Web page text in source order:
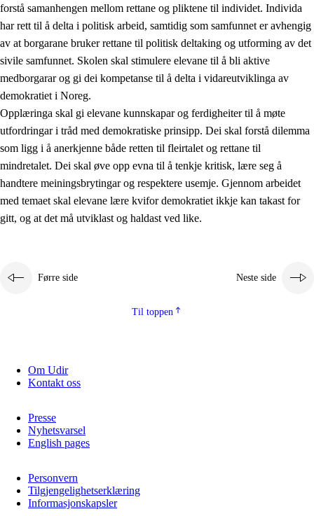
2. Prinsipp for læring, utvikling og danning
2.1 Sosial læring og utvikling
2.2 Kompetanse i faga
2.3 Grunnleggjande ferdigheiter
2.4 Å lære å lære
Tverrfaglege tema
2.5 Tverrfaglege tema
2.5.1 Folkehelse og livsmeistring
2.5.2 Demokrati og medborgarskap
forstå samanhengen mellom rettane og pliktene til individet. Individa
har rett til å delta i politisk arbeid, samtidig som samfunnet er avhengig
av at borgarane bruker rettane til politisk deltaking og utforming av det
sivile samfunnet. Skolen skal stimulere elevane til å bli aktive
medborgarar og gi dei kompetanse til å delta i vidareutviklinga av
demokratiet i Noreg.
Opplæringa skal gi elevane kunnskapar og ferdigheiter til å møte
utfordringar i tråd med demokratiske prinsipp. Dei skal forstå dilemma
som ligg i å anerkjenne både retten til fleirtalet og rettane til
mindretalet. Dei skal øve opp evna til å tenkje kritisk, lære seg å
handtere meiningsbrytingar og respektere usemje. Gjennom arbeidet
med temaet skal elevane lære kvifor demokratiet ikkje kan takast for
gitt, og at det må utviklast og haldast ved like.
Førre side Neste side
Til toppen
Om Udir
Kontakt oss
Presse
Nyhetsvarsel
English pages
Personvern
Tilgjengelighetserklæring
Informasjonskapsler